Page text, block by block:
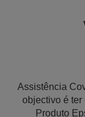
Assistência
objectivo é ter
Produto